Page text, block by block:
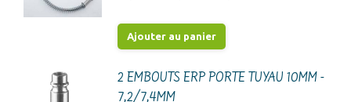
Ajouter au panier
2 EMBOUTS ERP PORTE TUYAU 10MM -
7,2/7,4MM